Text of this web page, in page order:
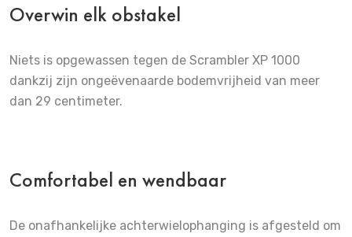
Overwin elk obstakel
Niets is opgewassen tegen de Scrambler XP 1000
dankzij zijn ongeëvenaarde bodemvrijheid van meer
dan 29 centimeter.
Comfortabel en wendbaar
De onafhankelijke achterwielophanging is afgesteld om